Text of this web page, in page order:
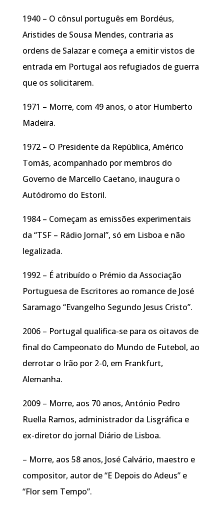
1940 – O cônsul português em Bordéus,
Aristides de Sousa Mendes, contraria as
ordens de Salazar e começa a emitir vistos de
entrada em Portugal aos refugiados de guerra
que os solicitarem.
1971 – Morre, com 49 anos, o ator Humberto
Madeira.
1972 – O Presidente da República, Américo
Tomás, acompanhado por membros do
Governo de Marcello Caetano, inaugura o
Autódromo do Estoril.
1984 – Começam as emissões experimentais
da “TSF – Rádio Jornal”, só em Lisboa e não
legalizada.
1992 – É atribuído o Prémio da Associação
Portuguesa de Escritores ao romance de José
Saramago “Evangelho Segundo Jesus Cristo”.
2006 – Portugal qualifica-se para os oitavos de
final do Campeonato do Mundo de Futebol, ao
derrotar o Irão por 2-0, em Frankfurt,
Alemanha.
2009 – Morre, aos 70 anos, António Pedro
Ruella Ramos, administrador da Lisgráfica e
ex-diretor do jornal Diário de Lisboa.
– Morre, aos 58 anos, José Calvário, maestro e
compositor, autor de “E Depois do Adeus” e
“Flor sem Tempo”.